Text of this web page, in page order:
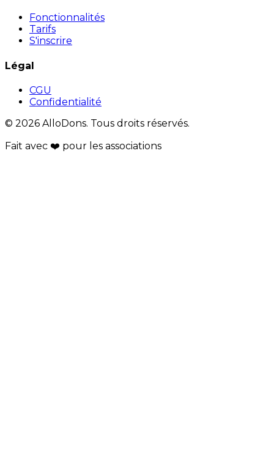
Fonctionnalités
Tarifs
S'inscrire
Légal
CGU
Confidentialité
© 2026 AlloDons. Tous droits réservés.
Fait avec ❤️ pour les associations